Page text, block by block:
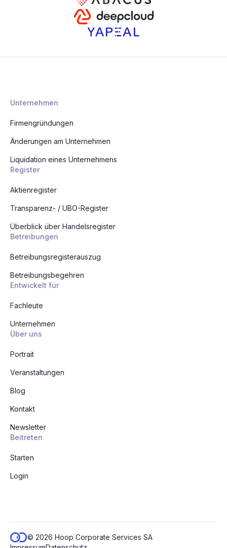
Unternehmen
Firmengründungen
Änderungen am Unternehmen
Liquidation eines Unternehmens
Register
Aktienregister
Transparenz- / UBO-Register
Überblick über Handelsregister
Betreibungen
Betreibungsregisterauszug
Betreibungsbegehren
Entwickelt für
Fachleute
Unternehmen
Über uns
Portrait
Veranstaltungen
Blog
Kontakt
Newsletter
Beitreten
Starten
Login
© 2026 Hoop Corporate Services SA